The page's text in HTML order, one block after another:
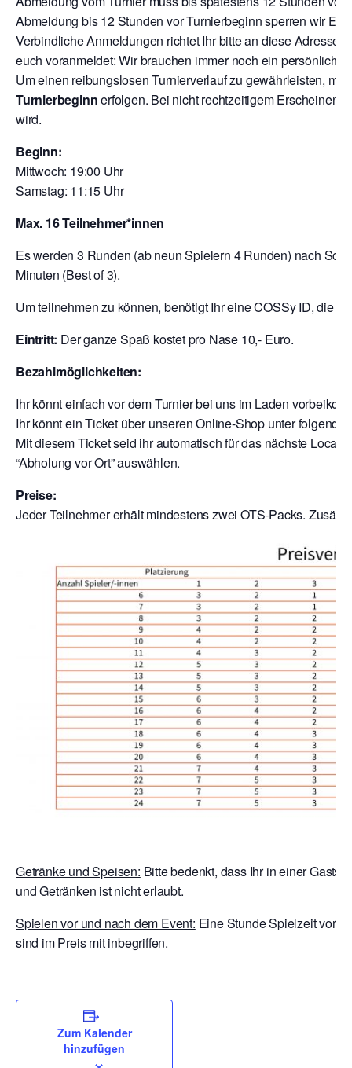
Abmeldung bis 12 Stunden vor Turnierbeginn sperren wir
Verbindliche Anmeldungen richtet Ihr bitte an diese Adresse
euch voranmeldet: Wir brauchen immer noch ein
Um einen reibungslosen Turnierverlauf zu gewährleisten,
Turnierbeginnerfolgen. Bei nicht rechtzeitigem Erscheinen
wird.
Beginn:
Mittwoch: 19:00 Uhr
Samstag: 11:15 Uhr
Max. 16 Teilnehmer*innen
Es werden 3 Runden (ab neun Spielern 4 Runden) nach
Minuten (Best of 3).
Um teilnehmen zu können, benötigt Ihr eine COSSy ID, die
Eintritt: Der ganze Spaß kostet pro Nase 10,- Euro.
Bezahlmöglichkeiten:
Ihr könnt einfach vor dem Turnier bei uns im Laden
Ihr könnt ein Ticket über unseren Online-Shop unter
Mit diesem Ticket seid ihr automatisch für das nächste Local
“Abholung vor Ort” auswählen.
Preise:
Jeder Teilnehmer erhält mindestens zwei OTS-Packs.
Getränke und Speisen: Bitte bedenkt, dass Ihr in einer
und Getränken ist nicht erlaubt.
Spielen vor und nach dem Event: Eine Stunde Spielzeit vor
sind im Preis mit inbegriffen.
Zum Kalender
hinzufügen